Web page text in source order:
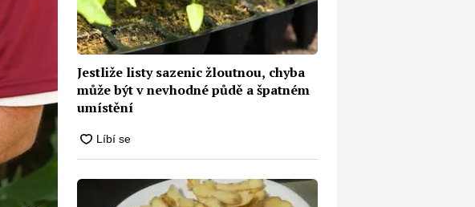
Jestliže listy sazenic žloutnou, chyba
může být v nevhodné půdě a špatném
umístění